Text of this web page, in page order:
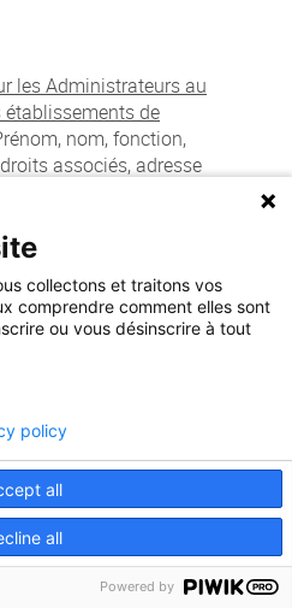
les Administrateurs au
établissements de
nom, fonction,
associés, adresse
de l’utilisation de la
par l’Utilisateur
techniques sont
pendant une semaine
du moment de leur
collectons et traitons vos
comprendre comment elles sont
ou vous désinscrire à tout
all
all
policy
Powered by